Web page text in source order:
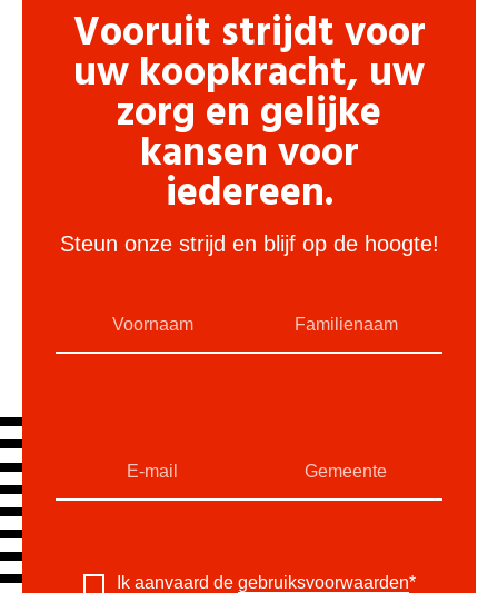
Vooruit strijdt voor
uw koopkracht, uw
zorg en gelijke
kansen voor
iedereen.
Steun onze strijd en blijf op de hoogte!
Ik aanvaard de gebruiksvoorwaarden*